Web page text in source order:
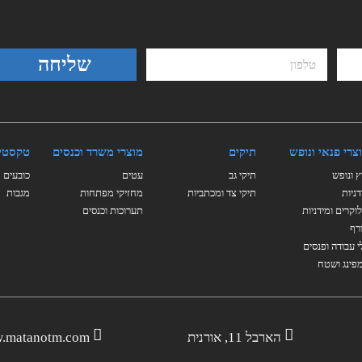
שליחה
פנאי ונופש
ונופש
ומידניות
עבודה ופנסים
ושטח
תיקים
תיקי גב
תיקי צד ומכתביות
מוצרי משרד וכנסים
עטים
מחזיקי מפתחות
תערוכות וכנסים
כובעים
מגבות
הארבל 11, אורנית